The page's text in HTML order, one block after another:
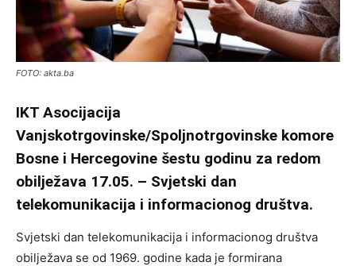
FOTO: akta.ba
IKT Asocijacija
Vanjskotrgovinske/Spoljnotrgovinske komore
Bosne i Hercegovine šestu godinu za redom
obilježava 17.05. – Svjetski dan
telekomunikacija i informacionog društva.
Svjetski dan telekomunikacija i informacionog društva
obilježava se od 1969. godine kada je formirana